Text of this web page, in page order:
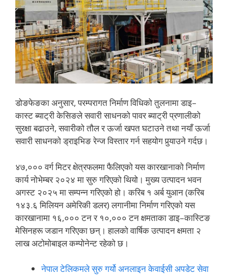
डोङफेङका अनुसार, परम्परागत निर्माण विधिको तुलनामा डाइ–
कास्ट ब्याट्री केसिङले सवारी साधनको पावर ब्याट्री प्रणालीको
सुरक्षा बढाउने, सवारीको तौल र ऊर्जा खपत घटाउने तथा नयाँ ऊर्जा
सवारी साधनको ड्राइभिङ रेन्ज विस्तार गर्न सहयोग पुर्‍याउने गर्दछ।
४७,००० वर्ग मिटर क्षेत्रफलमा फैलिएको यस कारखानाको निर्माण
कार्य नोभेम्बर २०२४ मा सुरु गरिएको थियो। मुख्य उत्पादन भवन
अगस्ट २०२५ मा सम्पन्न गरिएको हो। करिब १ अर्ब युआन (करिब
१४३.६ मिलियन अमेरिकी डलर) लगानीमा निर्माण गरिएको यस
कारखानामा १६,००० टन र १०,००० टन क्षमताका डाइ–कास्टिङ
मेसिनहरू जडान गरिएका छन्। हालको वार्षिक उत्पादन क्षमता २
लाख अटोमोबाइल कम्पोनेन्ट रहेको छ।
नेपाल टेलिकमले सुरु गर्यो अनलाइन केवाईसी अपडेट सेवा